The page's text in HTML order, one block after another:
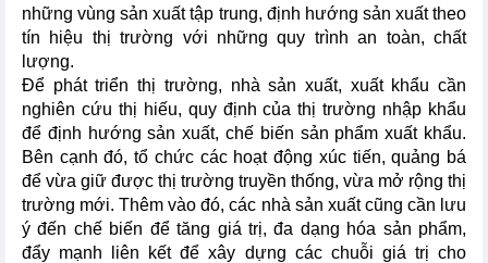
những vùng sản xuất tập trung, định hướng sản xuất theo
tín hiệu thị trường với những quy trình an toàn, chất
lượng.
Để phát triển thị trường, nhà sản xuất, xuất khẩu cần
nghiên cứu thị hiếu, quy định của thị trường nhập khẩu
để định hướng sản xuất, chế biến sản phẩm xuất khẩu.
Bên cạnh đó, tổ chức các hoạt động xúc tiến, quảng bá
để vừa giữ được thị trường truyền thống, vừa mở rộng thị
trường mới. Thêm vào đó, các nhà sản xuất cũng cần lưu
ý đến chế biến để tăng giá trị, đa dạng hóa sản phẩm,
đẩy mạnh liên kết để xây dựng các chuỗi giá trị cho